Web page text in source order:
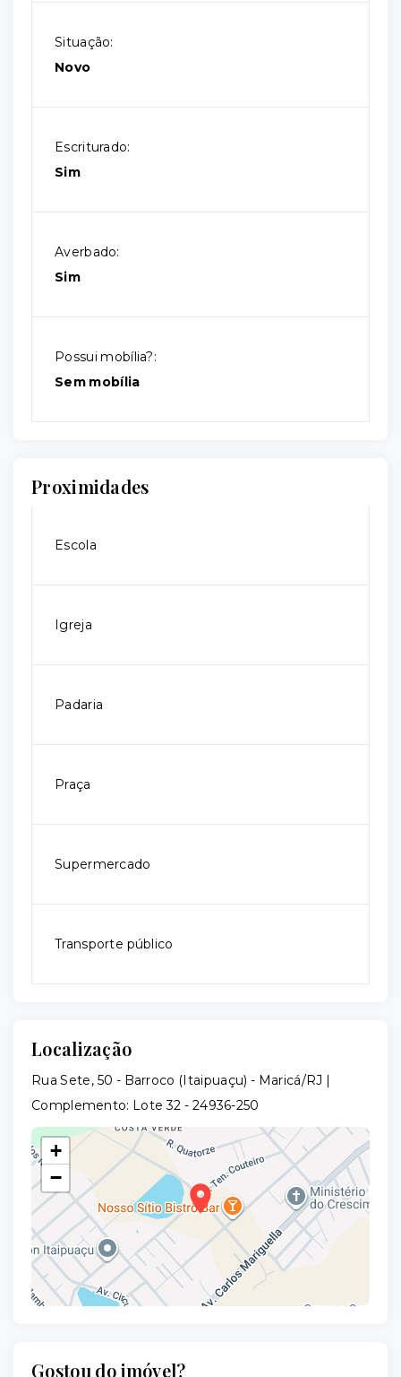
Situação:
Novo
Escriturado:
Sim
Averbado:
Sim
Possui mobília?:
Sem mobília
Proximidades
Escola
Igreja
Padaria
Praça
Supermercado
Transporte público
Localização
Rua Sete, 50 - Barroco (Itaipuaçu) - Maricá/RJ |
Complemento: Lote 32 - 24936-250
+
−
Gostou do imóvel?